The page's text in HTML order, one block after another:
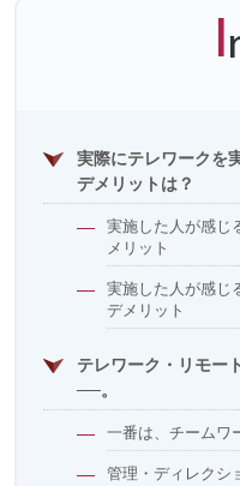
I
実際にテレワークを
デメリットは？
実施した人が感じ
メリット
実施した人が感じ
デメリット
テレワーク・リモー
──。
一番は、チームワ
管理・ディレクシ